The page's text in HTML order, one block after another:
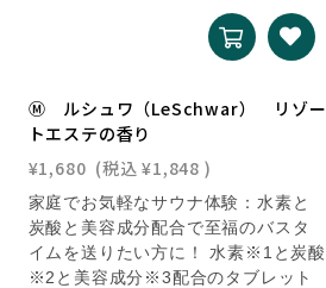
Ⓜ ルシュワ（LeSchwar） リゾー
トエステの香り
¥1,680 (税込 ¥1,848 )
家庭でお気軽なサウナ体験：水素と
炭酸と美容成分配合で至福のバスタ
イムを送りたい方に！ 水素※1と炭酸
※2と美容成分※3配合のタブレット